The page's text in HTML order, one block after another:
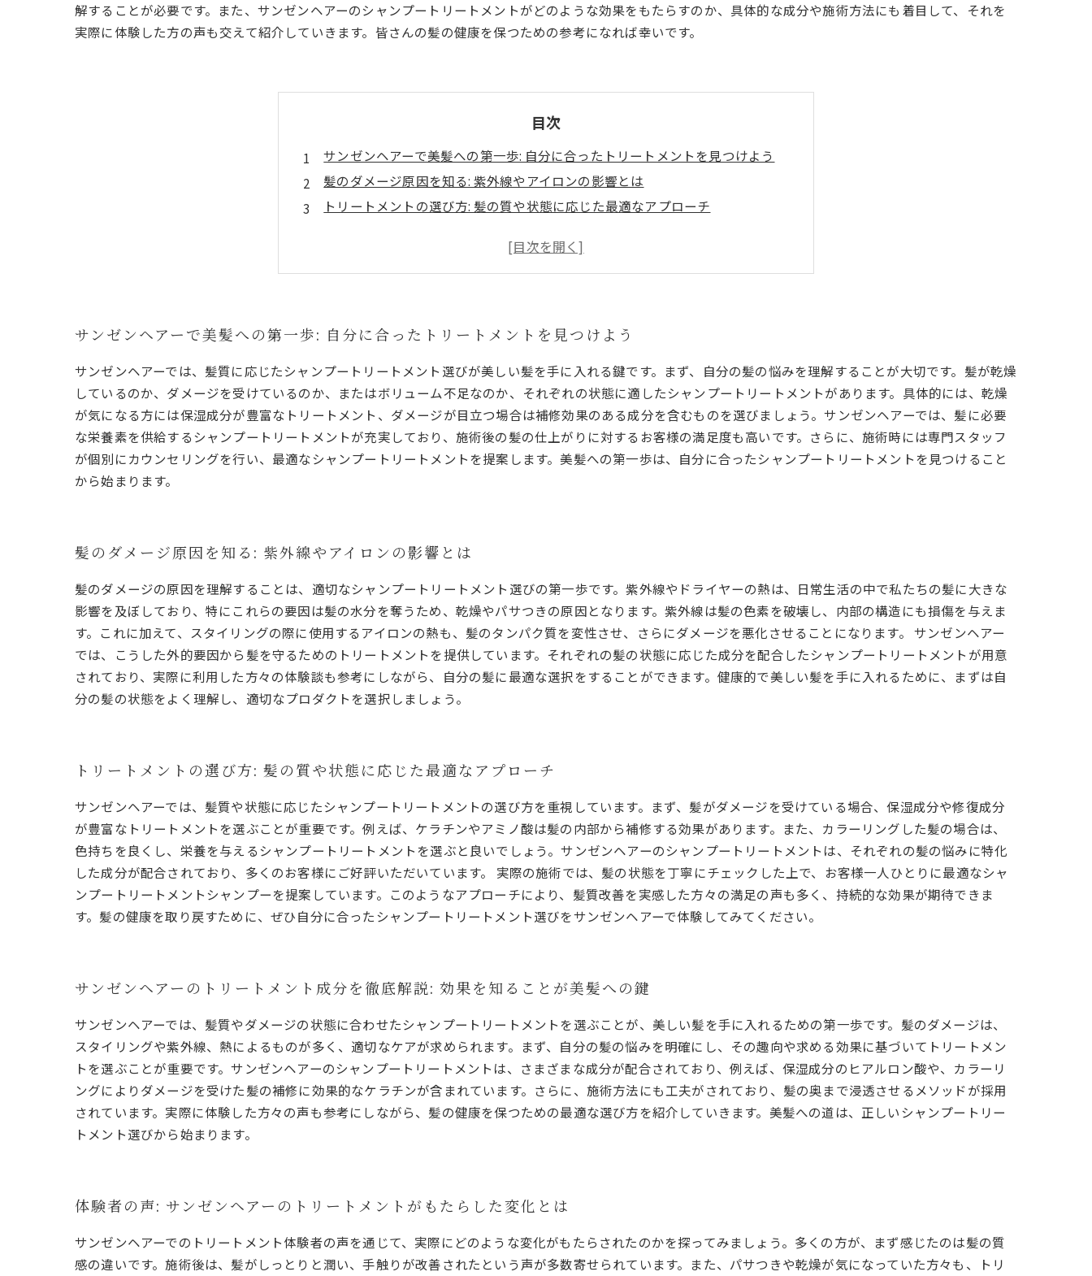
解することが必要です。また、サンゼンヘアーのシャンプートリートメントがどのような効果をもたらすのか、具体的な成分や施術方法にも着目して、それを
実際に体験した方の声も交えて紹介していきます。皆さんの髪の健康を保つための参考になれば幸いです。
目次
サンゼンヘアーで美髪への第一歩: 自分に合ったトリートメントを見つけよう
髪のダメージ原因を知る: 紫外線やアイロンの影響とは
トリートメントの選び方: 髪の質や状態に応じた最適なアプローチ
体験者の声: サンゼンヘアーのトリートメントがもたらした変化とは
サンゼンヘアーで美髪への第一歩: 自分に合ったトリートメントを見つけよう
サンゼンヘアーでは、髪質に応じたシャンプートリートメント選びが美しい髪を手に入れる鍵です。まず、自分の髪の悩みを理解することが大切です。髪が乾燥
しているのか、ダメージを受けているのか、またはボリューム不足なのか、それぞれの状態に適したシャンプートリートメントがあります。具体的には、乾燥
が気になる方には保湿成分が豊富なトリートメント、ダメージが目立つ場合は補修効果のある成分を含むものを選びましょう。サンゼンヘアーでは、髪に必要
な栄養素を供給するシャンプートリートメントが充実しており、施術後の髪の仕上がりに対するお客様の満足度も高いです。さらに、施術時には専門スタッフ
が個別にカウンセリングを行い、最適なシャンプートリートメントを提案します。美髪への第一歩は、自分に合ったシャンプートリートメントを見つけること
から始まります。
髪のダメージ原因を知る: 紫外線やアイロンの影響とは
髪のダメージの原因を理解することは、適切なシャンプートリートメント選びの第一歩です。紫外線やドライヤーの熱は、日常生活の中で私たちの髪に大きな
影響を及ぼしており、特にこれらの要因は髪の水分を奪うため、乾燥やパサつきの原因となります。紫外線は髪の色素を破壊し、内部の構造にも損傷を与えま
す。これに加えて、スタイリングの際に使用するアイロンの熱も、髪のタンパク質を変性させ、さらにダメージを悪化させることになります。 サンゼンヘアー
では、こうした外的要因から髪を守るためのトリートメントを提供しています。それぞれの髪の状態に応じた成分を配合したシャンプートリートメントが用意
されており、実際に利用した方々の体験談も参考にしながら、自分の髪に最適な選択をすることができます。健康的で美しい髪を手に入れるために、まずは自
分の髪の状態をよく理解し、適切なプロダクトを選択しましょう。
トリートメントの選び方: 髪の質や状態に応じた最適なアプローチ
サンゼンヘアーでは、髪質や状態に応じたシャンプートリートメントの選び方を重視しています。まず、髪がダメージを受けている場合、保湿成分や修復成分
が豊富なトリートメントを選ぶことが重要です。例えば、ケラチンやアミノ酸は髪の内部から補修する効果があります。また、カラーリングした髪の場合は、
色持ちを良くし、栄養を与えるシャンプートリートメントを選ぶと良いでしょう。サンゼンヘアーのシャンプートリートメントは、それぞれの髪の悩みに特化
した成分が配合されており、多くのお客様にご好評いただいています。 実際の施術では、髪の状態を丁寧にチェックした上で、お客様一人ひとりに最適なシャ
ンプートリートメントシャンプーを提案しています。このようなアプローチにより、髪質改善を実感した方々の満足の声も多く、持続的な効果が期待できま
す。髪の健康を取り戻すために、ぜひ自分に合ったシャンプートリートメント選びをサンゼンヘアーで体験してみてください。
サンゼンヘアーのトリートメント成分を徹底解説: 効果を知ることが美髪への鍵
サンゼンヘアーでは、髪質やダメージの状態に合わせたシャンプートリートメントを選ぶことが、美しい髪を手に入れるための第一歩です。髪のダメージは、
スタイリングや紫外線、熱によるものが多く、適切なケアが求められます。まず、自分の髪の悩みを明確にし、その趣向や求める効果に基づいてトリートメン
トを選ぶことが重要です。サンゼンヘアーのシャンプートリートメントは、さまざまな成分が配合されており、例えば、保湿成分のヒアルロン酸や、カラーリ
ングによりダメージを受けた髪の補修に効果的なケラチンが含まれています。さらに、施術方法にも工夫がされており、髪の奥まで浸透させるメソッドが採用
されています。実際に体験した方々の声も参考にしながら、髪の健康を保つための最適な選び方を紹介していきます。美髪への道は、正しいシャンプートリー
トメント選びから始まります。
体験者の声: サンゼンヘアーのトリートメントがもたらした変化とは
サンゼンヘアーでのトリートメント体験者の声を通じて、実際にどのような変化がもたらされたのかを探ってみましょう。多くの方が、まず感じたのは髪の質
感の違いです。施術後は、髪がしっとりと潤い、手触りが改善されたという声が多数寄せられています。また、パサつきや乾燥が気になっていた方々も、トリ